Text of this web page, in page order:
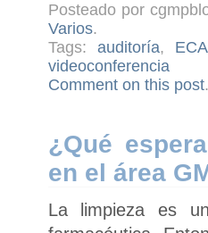
Posteado por
Varios.
Tags: auditoría, ECA
videoconferencia
Comment on this post.
¿Qué
en el área
La limpieza es